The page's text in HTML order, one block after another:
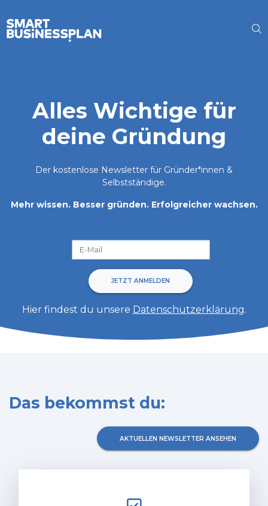
Alles Wichtige für
deine Gründung
Der kostenlose Newsletter für Gründer*innen &
Selbstständige.
Mehr wissen. Besser gründen. Erfolgreicher wachsen.
JETZT ANMELDEN
Hier findest du unsere Datenschutzerklärung.
Das bekommst du:
AKTUELLEN NEWSLETTER ANSEHEN